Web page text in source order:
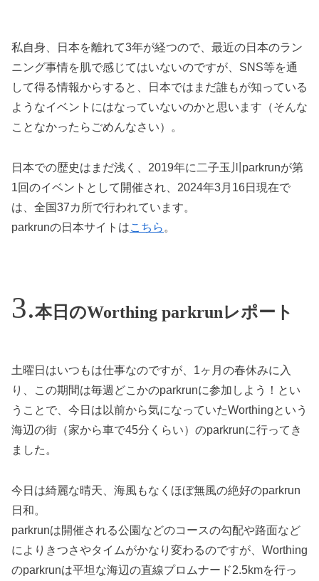
私自身、日本を離れて3年が経つので、最近の日本のラン
ニング事情を肌で感じてはいないのですが、SNS等を通
して得る情報からすると、日本ではまだ誰もが知っている
ようなイベントにはなっていないのかと思います（そんな
ことなかったらごめんなさい）。
日本での歴史はまだ浅く、2019年に二子玉川parkrunが第
1回のイベントとして開催され、2024年3月16日現在で
は、全国37カ所で行われています。
parkrunの日本サイトはこちら 。
本日のWorthing parkrunレポート
土曜日はいつもは仕事なのですが、1ヶ月の春休みに入
り、この期間は毎週どこかのparkrunに参加しよう！とい
うことで、今日は以前から気になっていたWorthingという
海辺の街（家から車で45分くらい）のparkrunに行ってき
ました。
今日は綺麗な晴天、海風もなくほぼ無風の絶好のparkrun
日和。
parkrunは開催される公園などのコースの勾配や路面など
によりきつさやタイムがかなり変わるのですが、Worthing
のparkrunは平坦な海辺の直線プロムナード2.5kmを行っ